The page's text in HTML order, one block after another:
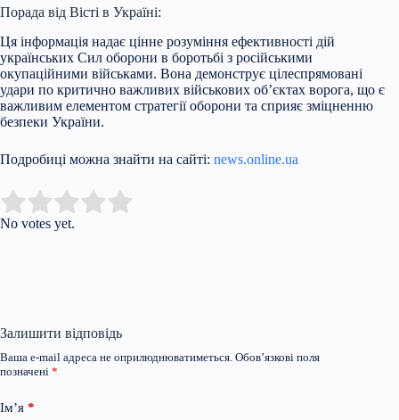
Порада від Вісті в Україні:
Ця інформація надає цінне розуміння ефективності дій
українських Сил оборони в боротьбі з російськими
окупаційними військами. Вона демонструє цілеспрямовані
удари по критично важливих військових об’єктах ворога, що є
важливим елементом стратегії оборони та сприяє зміцненню
безпеки України.
Подробиці можна знайти на сайті: news.online.ua
Rate this item:
No votes yet.
Залишити відповідь
Ваша e-mail адреса не оприлюднюватиметься. Обов’язкові поля
позначені *
Ім’я *